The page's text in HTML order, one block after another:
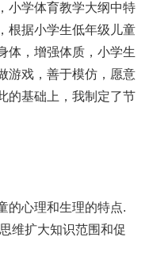
学体育教学大纲中特
根据小学生低年级儿童
体，增强体质，小学生
游戏，善于模仿，愿意
的基础上，我制定了节
心理和生理的特点.
维扩大知识范围和促